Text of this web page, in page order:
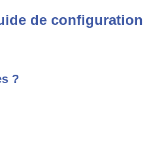
de configuration
?